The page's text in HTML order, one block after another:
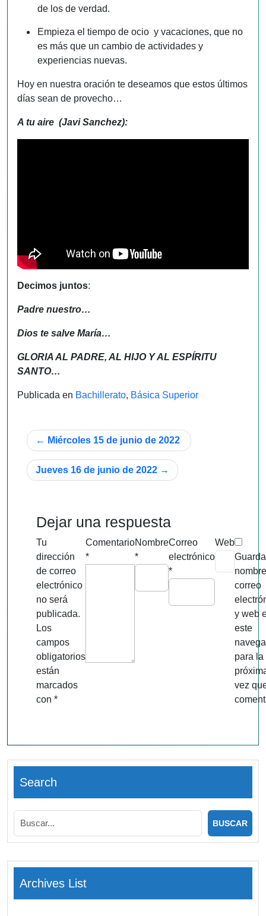
de los de verdad.
Empieza el tiempo de ocio y vacaciones, que no
es más que un cambio de actividades y
experiencias nuevas.
Hoy en nuestra oración te deseamos que estos últimos
días sean de provecho…
A tu aire (Javi Sanchez):
Decimos juntos:
Padre nuestro…
Dios te salve María…
GLORIA AL PADRE, AL HIJO Y AL ESPÍRITU
SANTO…
Publicada en Bachillerato, Básica Superior
Navegación
de
entradas
Miércoles 15 de junio de 2022
Jueves 16 de junio de 2022
Dejar una respuesta
Tu
dirección
de correo
electrónico
no será
publicada.
Los
campos
obligatorios
están
marcados
con *
Comentario
*
Nombre
*
Correo
electrónico
*
Web
correo
y web
este
para la
vez
Search
Archives List